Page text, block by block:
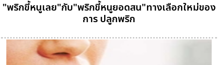
"พริกขี้หนูเลย"กับ"พริกขี้หนูยอดสน"ทางเลือกใหม่ของ
การ ปลูกพริก